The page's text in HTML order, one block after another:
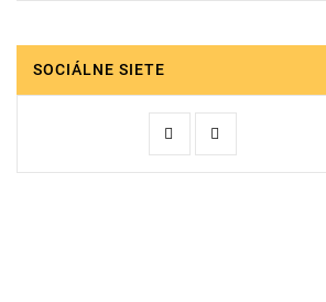
SOCIÁLNE SIETE